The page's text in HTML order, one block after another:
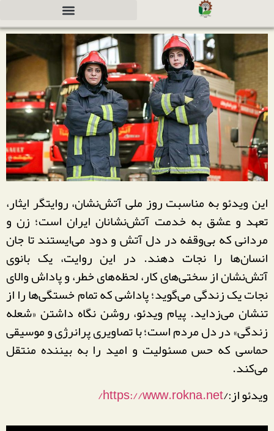
این ویدئو به مناسبت روز ملی آتش‌نشان، روایتگر ایثار،
تعهد و عشق به خدمت آتش‌نشانان ایران است؛ زن و
مردانی که بی‌وقفه در دل آتش و دود می‌ایستند تا جان
انسان‌ها را نجات دهند. در این روایت، یک بانوی
آتش‌نشان از سختی‌های کار، لحظه‌های خطر، و پاداش والای
نجات یک زندگی می‌گوید؛ پاداشی که تمام خستگی‌ها را از
تنشان می‌زداید. پیام ویدئو، روشن نگاه داشتن «شعله
زندگی» در دل مردم است؛ با تصاویری پرانرژی و موسیقی
حماسی که حس مسئولیت و امید را به بیننده منتقل
می‌کند.
ویدئو از:/https://www.rokna.net/